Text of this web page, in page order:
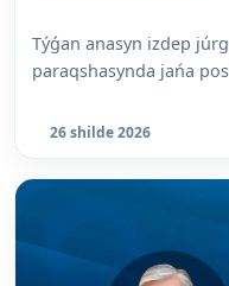
Týǵan anasyn izdep
paraqshasynda jańa
26 shilde 2026